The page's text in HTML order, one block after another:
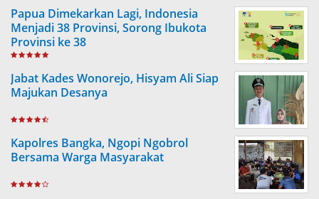
Papua Dimekarkan Lagi, Indonesia
Menjadi 38 Provinsi, Sorong Ibukota
Provinsi ke 38
Jabat Kades Wonorejo, Hisyam Ali Siap
Majukan Desanya
Kapolres Bangka, Ngopi Ngobrol
Bersama Warga Masyarakat